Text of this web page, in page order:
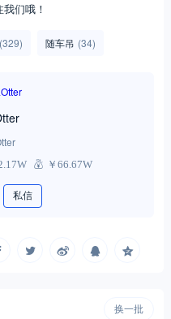
们哦！
(329) 随车吊 (34)
￥66.67W
私信
换一批